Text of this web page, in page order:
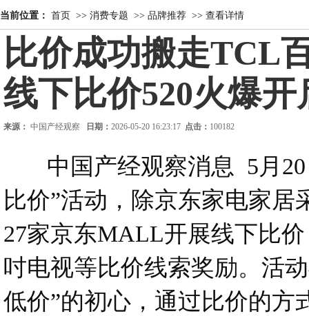
当前位置： 首页 >> 消费专题 >> 品牌推荐 >> 查看详情
比价成功搬走TCL
线下比价520火爆开
来源： 中国产经观察 日期： 2026-05-20 16:23:17 点击： 100182
中国产经观察消息 5月20
比价”活动，除京东家电家
27家京东MALL开展线下比
吋电视等比价线索奖励。活
低价”的初心，通过比价的方